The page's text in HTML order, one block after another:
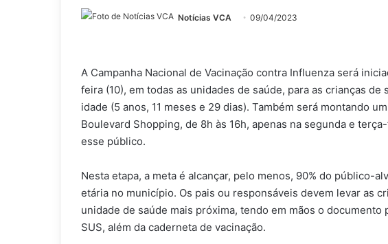
Notícias VCA 09/04/2023
A Campanha Nacional de Vacinação contra Influenza será
feira (10), em todas as unidades de saúde, para as crianças
idade (5 anos, 11 meses e 29 dias). Também será montando
Boulevard Shopping, de 8h às 16h, apenas na segunda e
esse público.
Nesta etapa, a meta é alcançar, pelo menos, 90% do público-
etária no município. Os pais ou responsáveis devem levar as
unidade de saúde mais próxima, tendo em mãos o documento
SUS, além da caderneta de vacinação.